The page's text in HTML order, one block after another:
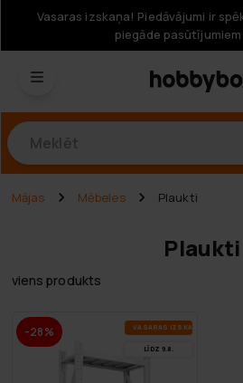
Vasaras izskaņa! Piedāvājumi ir
piegāde
Mājas Mēbeles Plaukti
Plaukti
viens produkts
-28% VA­SA­RAS IZ­SKA­ŅA
LĪDZ 9.8.